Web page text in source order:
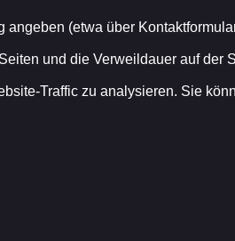
(etwa über
und die Verweildauer auf der
Traffic zu analysieren. Sie